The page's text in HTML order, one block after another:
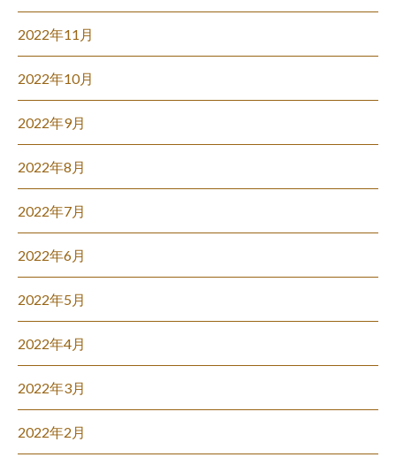
2022年11月
2022年10月
2022年9月
2022年8月
2022年7月
2022年6月
2022年5月
2022年4月
2022年3月
2022年2月